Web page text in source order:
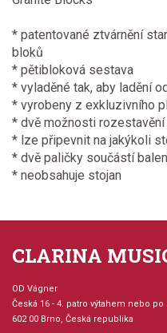
* patentované ztvárnění
bloků
* pětibloková sestava
* vyladěné tak, aby ladění
* vyrobeny z exkluzivního
* dvě možnosti
* lze připevnit na jakýkoli
* dvě paličky součástí
* neobsahuje stojan
CLARINA
OD Vágner
Česká 16 - 4. patro výtahem nebo
602 00 Brno, Česká republika